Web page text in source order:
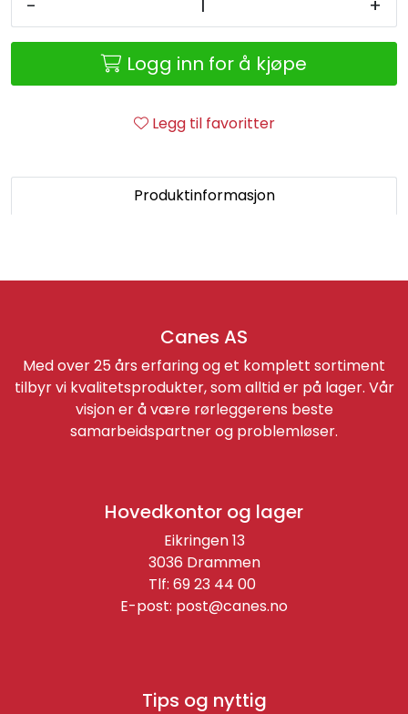
Logg inn for å kjøpe
Legg til favoritter
Produktinformasjon
Canes AS
Med over 25 års erfaring og et komplett sortiment
tilbyr vi kvalitetsprodukter, som alltid er på lager. Vår
visjon er å være rørleggerens beste
samarbeidspartner og problemløser.
Tips og nyttig
Hovedkontor og lager
Eikringen 13
3036 Drammen
Tlf: 69 23 44 00
E-post: post@canes.no
Retur/reklamasjon